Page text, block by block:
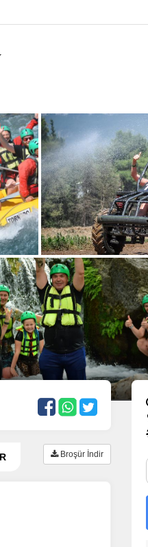
Broşür İndir